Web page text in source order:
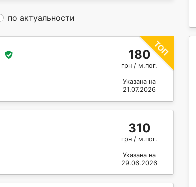
по актуальности
180
грн / м.пог.
Указана на
21.07.2026
310
грн / м.пог.
Указана на
29.06.2026